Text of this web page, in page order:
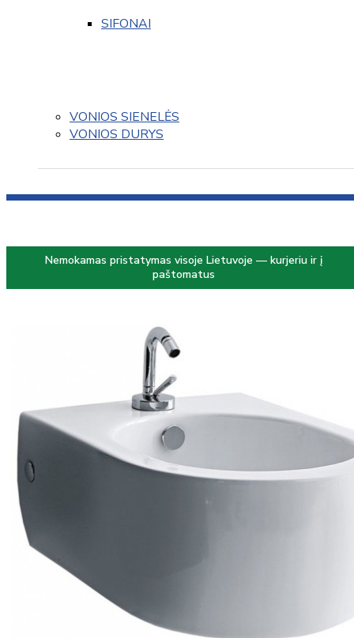
SIFONAI
VONIOS SIENELĖS
VONIOS DURYS
Nemokamas pristatymas visoje Lietuvoje — kurjeriu ir į
paštomatus